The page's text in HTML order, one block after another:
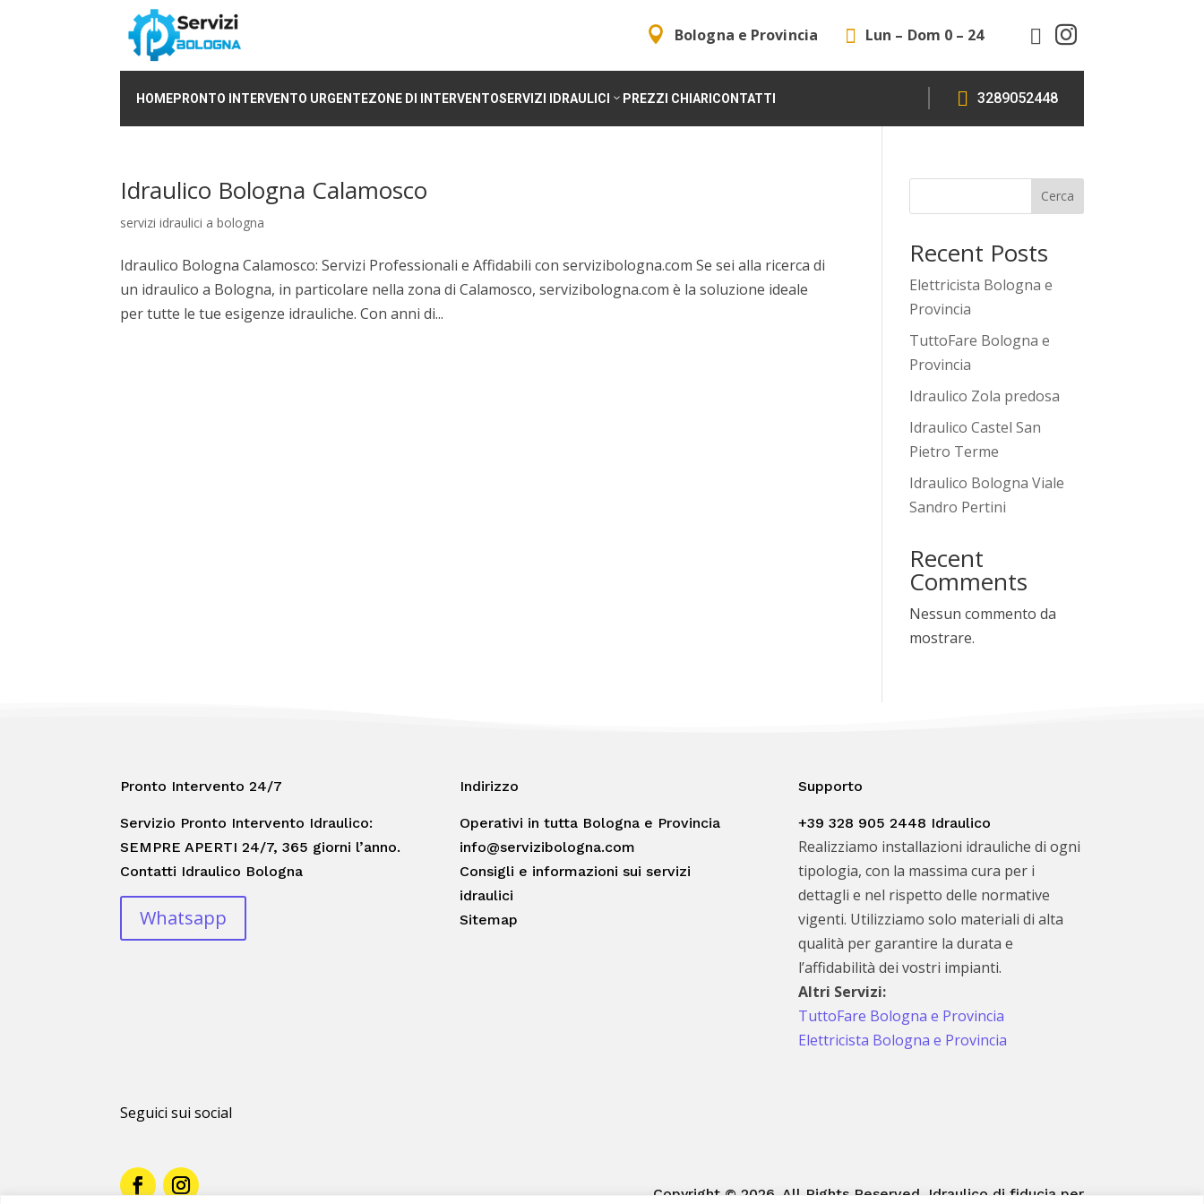
 Bologna e Provincia  Lun – Dom 0 – 24  
HOMEPRONTO INTERVENTO URGENTEZONE DI INTERVENTOSERVIZI IDRAULICI PREZZI CHIARICONTATTI  3289052448
Idraulico Bologna Calamosco
servizi idraulici a bologna
Idraulico Bologna Calamosco: Servizi Professionali e Affidabili con servizibologna.com Se sei alla ricerca di
un idraulico a Bologna, in particolare nella zona di Calamosco, servizibologna.com è la soluzione ideale
per tutte le tue esigenze idrauliche. Con anni di...
Cerca
Recent Posts
Elettricista Bologna e
Provincia
TuttoFare Bologna e
Provincia
Idraulico Zola predosa
Idraulico Castel San
Pietro Terme
Idraulico Bologna Viale
Sandro Pertini
Recent
Comments
Nessun commento da
mostrare.
Pronto Intervento 24/7
Servizio Pronto Intervento Idraulico:
SEMPRE APERTI 24/7, 365 giorni l’anno.
Contatti Idraulico Bologna
Whatsapp
Indirizzo
Operativi in tutta Bologna e Provincia
info@servizibologna.com
Consigli e informazioni sui servizi
idraulici
Sitemap
Supporto
+39 328 905 2448 Idraulico
Realizziamo installazioni idrauliche di ogni
tipologia, con la massima cura per i
dettagli e nel rispetto delle normative
vigenti. Utilizziamo solo materiali di alta
qualità per garantire la durata e
l’affidabilità dei vostri impianti.
Altri Servizi:
TuttoFare Bologna e Provincia
Elettricista Bologna e Provincia
Seguici sui social
Copyright © 2026. All Rights Reserved. Idraulico di fiducia per